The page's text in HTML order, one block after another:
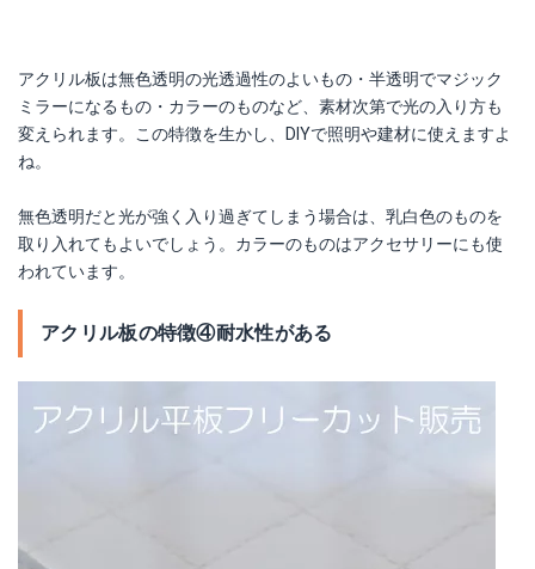
アクリル板は無色透明の光透過性のよいもの・半透明でマジック
ミラーになるもの・カラーのものなど、素材次第で光の入り方も
変えられます。この特徴を生かし、DIYで照明や建材に使えますよ
ね。
無色透明だと光が強く入り過ぎてしまう場合は、乳白色のものを
取り入れてもよいでしょう。カラーのものはアクセサリーにも使
われています。
アクリル板の特徴④耐水性がある